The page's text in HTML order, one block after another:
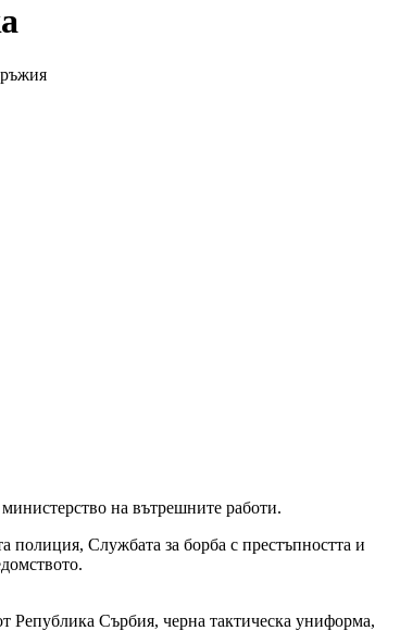
на вътрешните работи.
Службата за борба с престъпността и
Република Сърбия, черна тактическа униформа,